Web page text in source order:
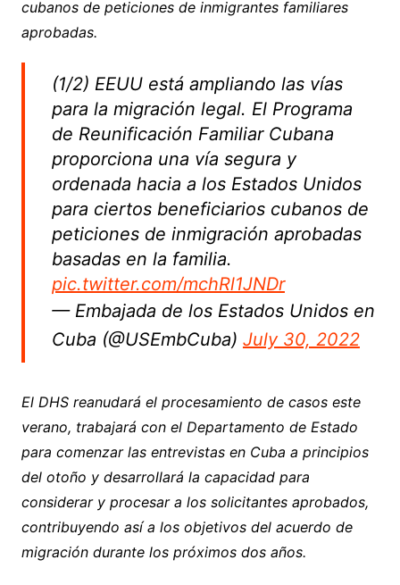
cubanos de peticiones de inmigrantes familiares
aprobadas.
(1/2) EEUU está ampliando las vías
para la migración legal. El Programa
de Reunificación Familiar Cubana
proporciona una vía segura y
ordenada hacia a los Estados Unidos
para ciertos beneficiarios cubanos de
peticiones de inmigración aprobadas
basadas en la familia.
pic.twitter.com/mchRl1JNDr
— Embajada de los Estados Unidos en
Cuba (@USEmbCuba) July 30, 2022
El DHS reanudará el procesamiento de casos este
verano, trabajará con el Departamento de Estado
para comenzar las entrevistas en Cuba a principios
del otoño y desarrollará la capacidad para
considerar y procesar a los solicitantes aprobados,
contribuyendo así a los objetivos del acuerdo de
migración durante los próximos dos años.